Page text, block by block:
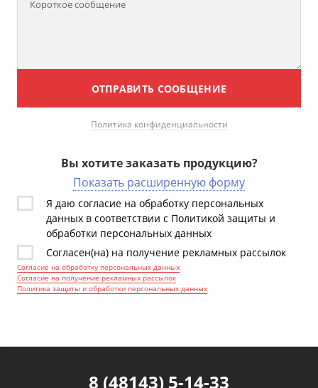
ОТПРАВИТЬ СООБЩЕНИЕ
Вы хотите заказать продукцию?
Показать расширенную форму
Политика конфиденциальности
Я даю согласие на обработку персональных
данных в соответствии с Политикой защиты и
обработки персональных данных
Согласен(на) на получение рекламных рассылок
Согласие на обработку персональных данных
Согласие на получение рекламных рассылок
Политика защиты и обработки персональных данных
8 (48143) 5-14-33